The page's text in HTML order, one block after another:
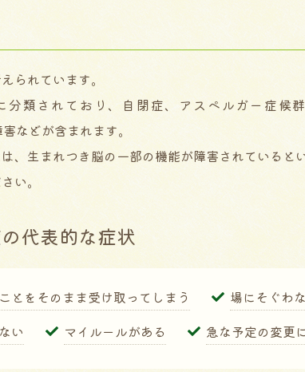
られています。
分類されており、自閉症、アスペルガー症候
などが含まれます。
、生まれつき脳の一部の機能が障害されていると
い。
代表的な症状
とをそのまま受け取ってしまう
場にそぐわ
い
マイルールがある 急な予定の変更